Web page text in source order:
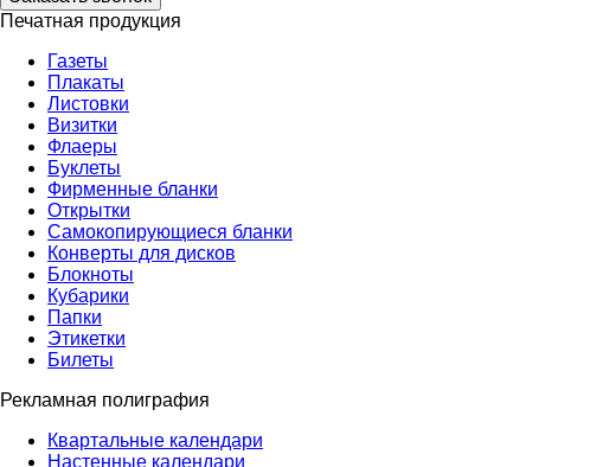
Печатная продукция
Газеты
Плакаты
Листовки
Визитки
Флаеры
Буклеты
Фирменные бланки
Открытки
Самокопирующиеся бланки
Конверты для дисков
Блокноты
Кубарики
Папки
Этикетки
Билеты
Рекламная полиграфия
Квартальные календари
Настенные календари